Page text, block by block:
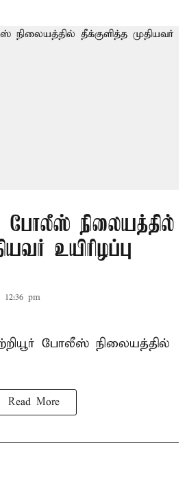
போலீஸ் நிலையத்தில்
உயிரிழப்பு
12:36 pm
போலீஸ் நிலையத்தில்
Read More